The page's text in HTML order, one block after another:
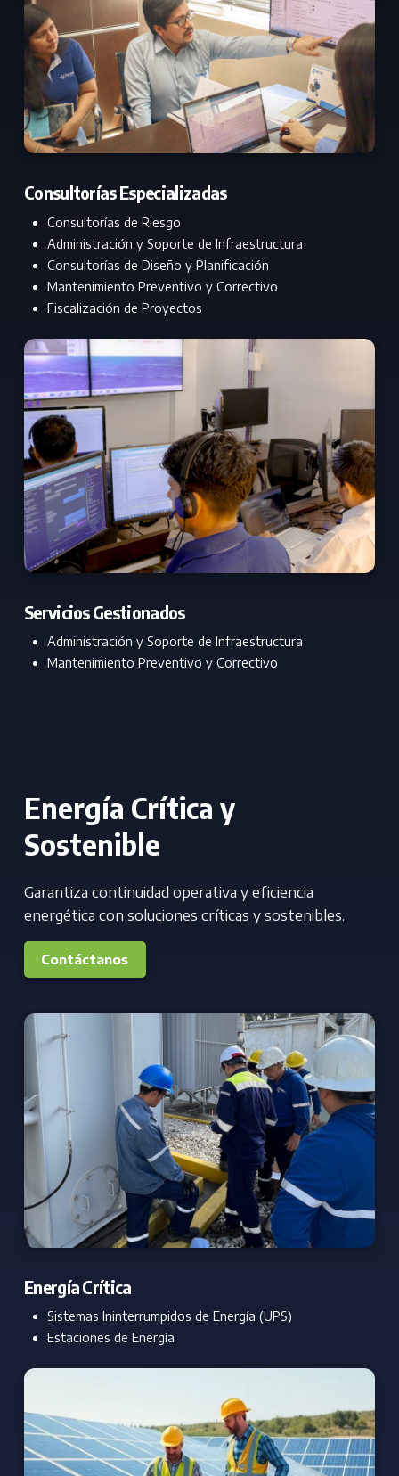
Consultorías Especializadas
Consultorías de Riesgo
Administración y Soporte de Infraestructura
Consultorías de Diseño y Planificación
Mantenimiento Preventivo y Correctivo
Fiscalización de Proyectos
Servicios Gestionados
Administración y Soporte de Infraestructura
Mantenimiento Preventivo y Correctivo
Energía Crítica y
Sostenible
Garantiza continuidad operativa y eficiencia
energética con soluciones críticas y sostenibles.
Contáctanos
Energía Crítica
Sistemas Ininterrumpidos de Energía (UPS)
Estaciones de Energía